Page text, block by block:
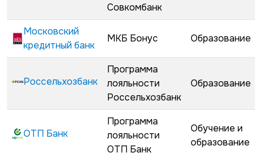
Совкомбанк
Московский
кредитный банк
МКБ Бонус Образование
Россельхозбанк
Программа
лояльности
Россельхозбанк
Образование
ОТП Банк
Программа
лояльности
ОТП Банк
Обучение и
образование